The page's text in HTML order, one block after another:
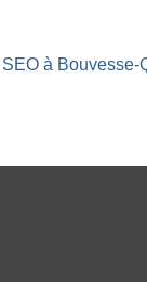
à Bouvesse-